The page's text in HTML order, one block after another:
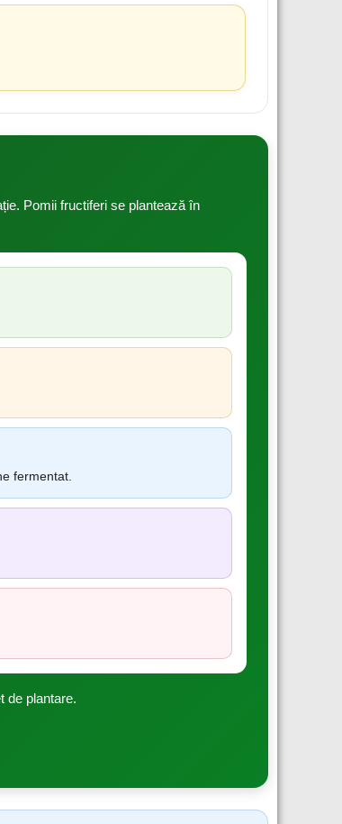
Pomii fructiferi se plantează în
fermentat.
de plantare.